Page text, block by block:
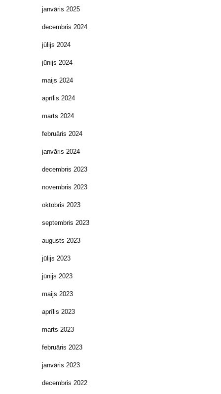
janvāris 2025
decembris 2024
jūlijs 2024
jūnijs 2024
maijs 2024
aprīlis 2024
marts 2024
februāris 2024
janvāris 2024
decembris 2023
novembris 2023
oktobris 2023
septembris 2023
augusts 2023
jūlijs 2023
jūnijs 2023
maijs 2023
aprīlis 2023
marts 2023
februāris 2023
janvāris 2023
decembris 2022